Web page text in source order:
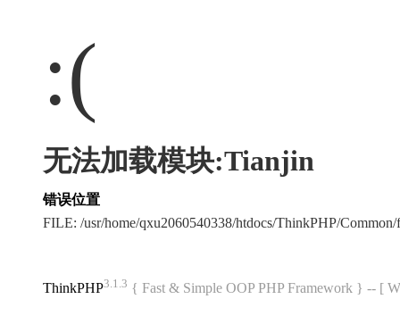
:(
无法加载模块:Tianjin
错误位置
FILE: /usr/home/qxu2060540338/htdocs/ThinkPHP/
ThinkPHP3.1.3 { Fast & Simple OOP PHP Framework } -- [